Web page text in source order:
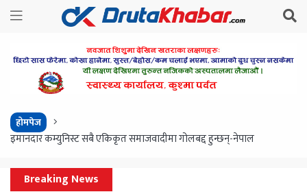
होमपेज
इमानदार कम्युनिस्ट सबै एकिकृत समाजवादीमा गोलबद्द हुन्छन्-नेपाल
Breaking News